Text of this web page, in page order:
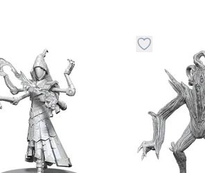
za dodavanje stvari u kategorijuDugme za